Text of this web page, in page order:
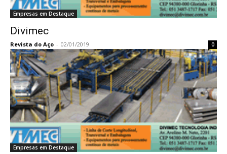
Empresas em Destaque
Divimec
Revista do Aço - 02/01/2019 0
Empresas em Destaque